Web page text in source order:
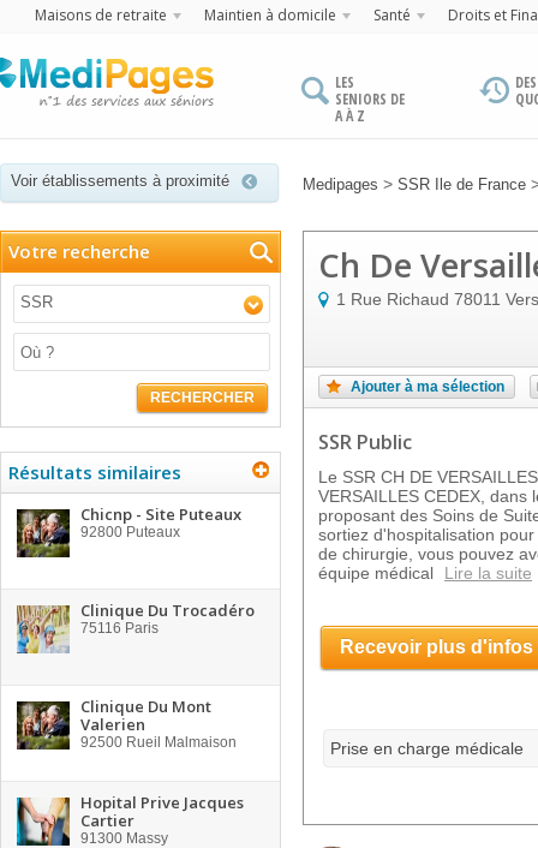
Maisons de retraite Maintien à domicile Santé Droits et
LES
SENIORS DE
A À Z
Voir établissements à proximité Medipages > SSR Ile de France
Votre recherche
SSR
RECHERCHER
Résultats similaires
Chicnp - Site Puteaux
92800 Puteaux
Clinique Du Trocadéro
75116 Paris
Clinique Du Mont
Valerien
92500 Rueil Malmaison
Hopital Prive Jacques
Cartier
91300 Massy
Ch De
1 Rue Richaud 78011
Ajouter à ma sélection
SSR Public
Le SSR CH DE
VERSAILLES CEDEX,
proposant des Soins de
sortiez d'hospitalisation
de chirurgie, vous pouvez
équipe médical
Lire la suite
Recevoir plus d'infos
Prise en charge médicale